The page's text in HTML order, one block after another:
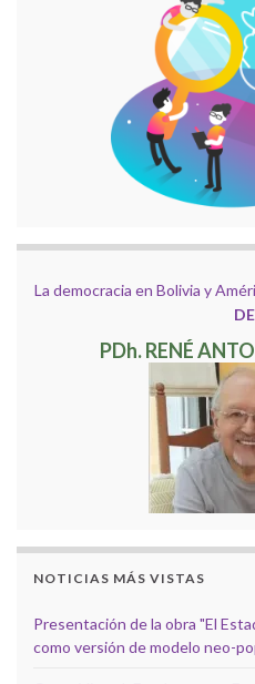
La democracia en Bolivia y
PDh. RENÉ
NOTICIAS MÁS VISTAS
Presentación de la obra "El
como versión de modelo neo-